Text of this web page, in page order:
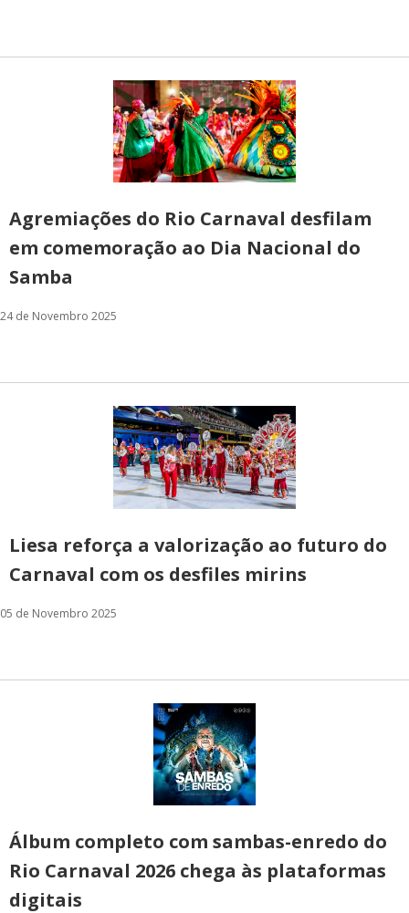
Agremiações do Rio Carnaval desfilam
em comemoração ao Dia Nacional do
Samba
24 de Novembro 2025
Liesa reforça a valorização ao futuro do
Carnaval com os desfiles mirins
05 de Novembro 2025
Álbum completo com sambas-enredo do
Rio Carnaval 2026 chega às plataformas
digitais